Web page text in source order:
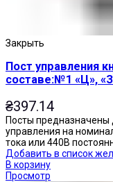
Закрыть
Пост управления
составе:№1 «Ц»,
₴397.14
Посты предназначены
управления на
тока или 440В
Добавить в список
В корзину
Просмотр